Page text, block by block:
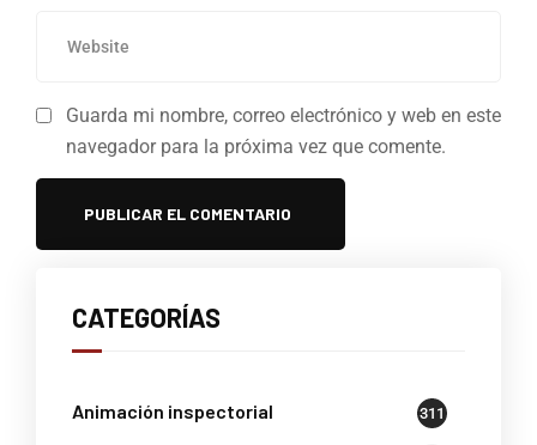
Guarda mi nombre, correo electrónico y web en este
navegador para la próxima vez que comente.
CATEGORÍAS
Animación inspectorial 311